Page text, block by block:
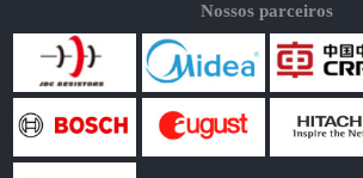
Nossos parceiros